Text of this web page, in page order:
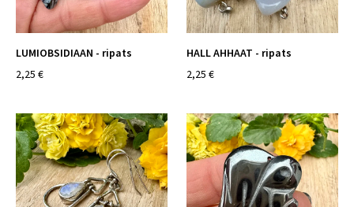
LUMIOBSIDIAAN - ripats
2,25 €
HALL AHHAAT - ripats
2,25 €